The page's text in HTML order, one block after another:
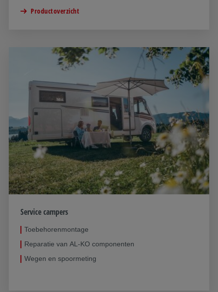
Productoverzicht
Service campers
Toebehorenmontage
Reparatie van AL-KO componenten
Wegen en spoormeting